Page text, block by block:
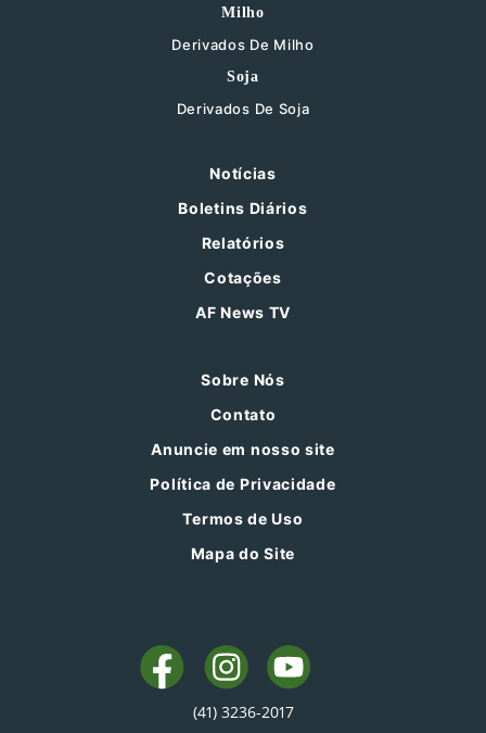
Milho
Derivados De Milho
Soja
Derivados De Soja
Notícias
Boletins Diários
Relatórios
Cotações
AF News TV
Sobre Nós
Contato
Anuncie em nosso site
Política de Privacidade
Termos de Uso
Mapa do Site
(41) 3236-2017